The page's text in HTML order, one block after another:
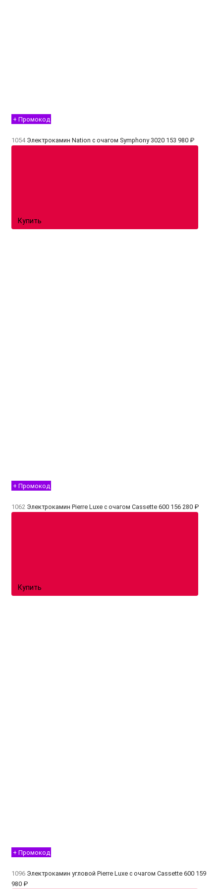
+ Промокод
1054 Электрокамин Nation с очагом Symphony 3020 153 980 ₽
Купить
+ Промокод
1062 Электрокамин Pierre Luxe с очагом Cassette 600 156 280 ₽
Купить
+ Промокод
1096 Электрокамин угловой Pierre Luxe с очагом Cassette 600 159
980 ₽